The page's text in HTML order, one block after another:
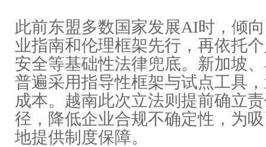
此前东盟多数国家发展AI时，倾
业指南和伦理框架先行，再依托
安全等基础性法律兜底。新加坡
普遍采用指导性框架与试点工具
成本。越南此次立法则提前确立
径，降低企业合规不确定性，为
地提供制度保障。